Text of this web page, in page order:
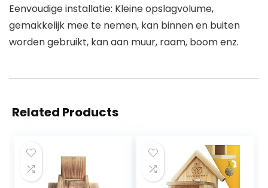
Eenvoudige installatie: Kleine opslagvolume,
gemakkelijk mee te nemen, kan binnen en buiten
worden gebruikt, kan aan muur, raam, boom enz.
Related Products